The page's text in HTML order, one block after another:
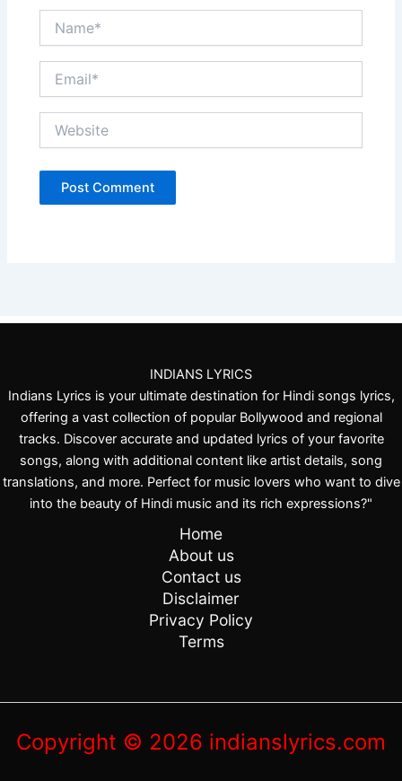
INDIANS LYRICS
Indians Lyrics is your ultimate destination for Hindi songs lyrics,
offering a vast collection of popular Bollywood and regional
tracks. Discover accurate and updated lyrics of your favorite
songs, along with additional content like artist details, song
translations, and more. Perfect for music lovers who want to dive
into the beauty of Hindi music and its rich expressions?"
Home
About us
Contact us
Disclaimer
Privacy Policy
Terms
Copyright © 2026 indianslyrics.com